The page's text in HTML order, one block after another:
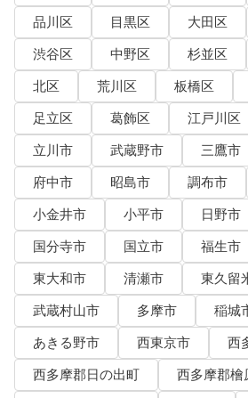
品川区
目黒区 大田区
渋谷区
中野区 杉並区
北区
荒川区 板橋区
足立区
葛飾区 江戸川区
立川市
武蔵野市 三鷹市
府中市
昭島市 調布市
小金井市
小平市 日野市
国分寺市
国立市 福生市
東大和市
清瀬市
東久留
武蔵村山市
多摩市 稲城
あきる野市
西東京市
西
西多摩郡日の出町
西多摩郡檜